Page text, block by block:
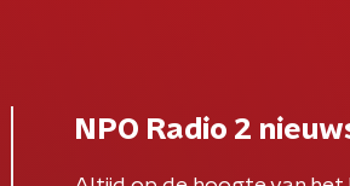
NPO Radio 2